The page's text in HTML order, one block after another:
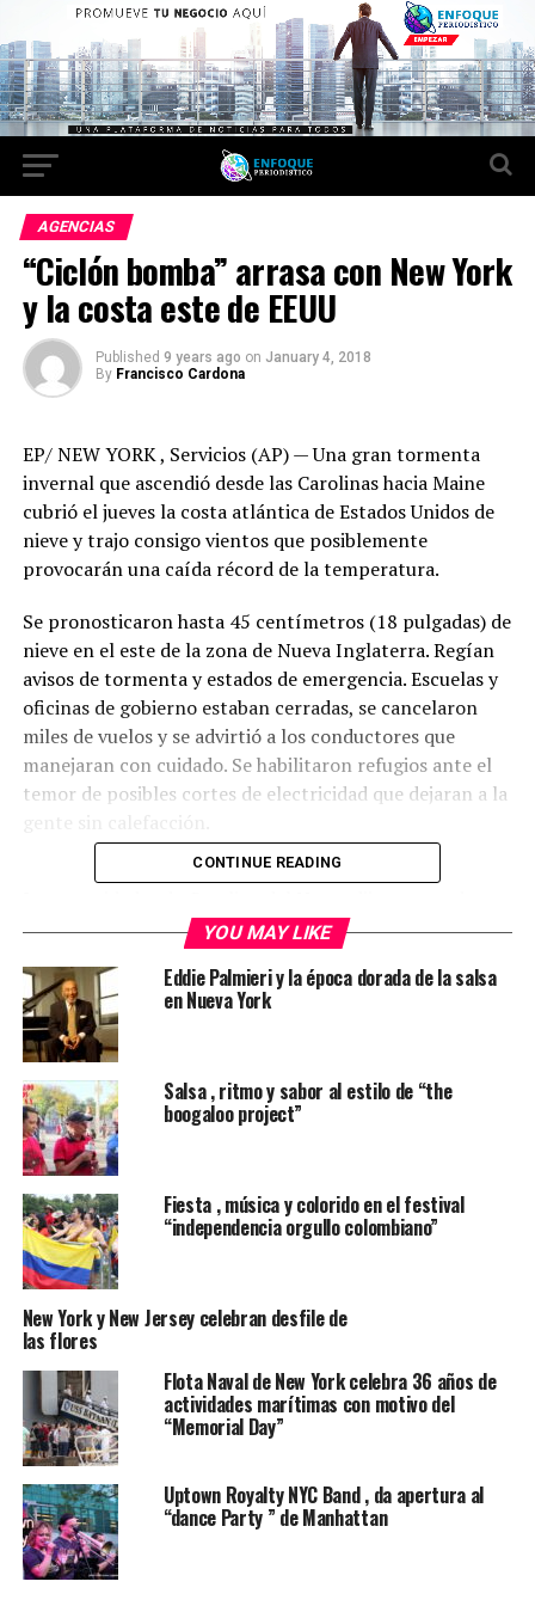
AGENCIAS
“Ciclón bomba” arrasa con New York
y la costa este de EEUU
Published 9 years ago on January 4, 2018
By Francisco Cardona
EP/ NEW YORK , Servicios (AP) — Una gran tormenta
invernal que ascendió desde las Carolinas hacia Maine
cubrió el jueves la costa atlántica de Estados Unidos de
nieve y trajo consigo vientos que posiblemente
provocarán una caída récord de la temperatura.
Se pronosticaron hasta 45 centímetros (18 pulgadas) de
nieve en el este de la zona de Nueva Inglaterra. Regían
avisos de tormenta y estados de emergencia. Escuelas y
oficinas de gobierno estaban cerradas, se cancelaron
miles de vuelos y se advirtió a los conductores que
manejaran con cuidado. Se habilitaron refugios ante el
temor de posibles cortes de electricidad que dejaran a la
personas murieron cuando la camioneta en que viajaban
se salió de un camino cubierto de nieve y cayó a un
arroyo el miércoles por la noche en el condado de
Moore, donde no se había pronosticado nieve. La
Patrulla de Caminos respondió a 700 choques y 300
pedidos de socorro.
Nieve hasta los tobillos y ráfagas de hasta 80 km/h (50
mph) cubrieron la Avenida Costera de Ocean City,
Maryland, donde regía un aviso de tormenta de nieve.
En Margate, Nueva Jersey, habían caído 10 centímetros
(4 pulgadas) de nieve.
CONTINUE READING
YOU MAY LIKE
Eddie Palmieri y la época dorada de la salsa
en Nueva York
Salsa , ritmo y sabor al estilo de “the
boogaloo project”
Fiesta , música y colorido en el festival
“independencia orgullo colombiano”
New York y New Jersey celebran desfile de
las flores
Flota Naval de New York celebra 36 años de
actividades marítimas con motivo del
“Memorial Day”
Uptown Royalty NYC Band , da apertura al
“dance Party ” de Manhattan